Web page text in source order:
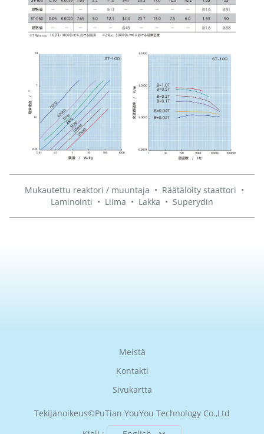
Mukautettu reaktori / muuntaja • Räätälöity staattori •
Laminointi • Liima • Lakka • Superydin
Meistä
Kontakti
Sivukartta
Tekijänoikeus©PuTian YouYou Technology Co.,Ltd